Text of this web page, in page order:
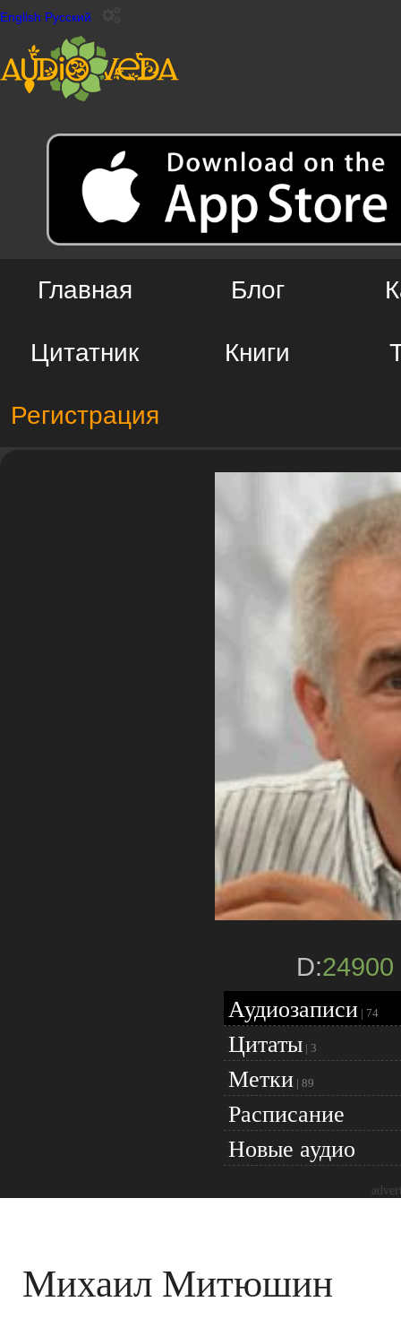
English Русский
Главная Блог
Цитатник Книги
Регистрация
D:24900
Аудиозаписи | 74
Цитаты | 3
Метки | 89
Расписание
Новые аудио
Михаил Митюшин